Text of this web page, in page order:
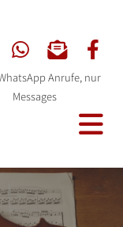
Anrufe, nur
Messages